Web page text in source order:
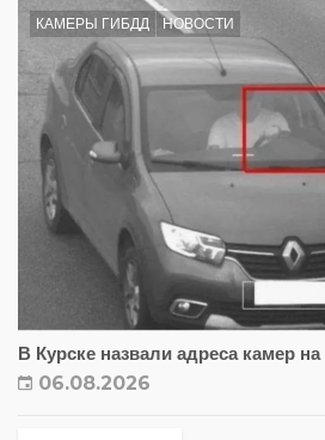
КАМЕРЫ ГИБДД НОВОСТИ
В Курске назвали адреса камер
06.08.2026